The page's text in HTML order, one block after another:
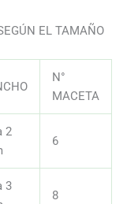
EL TAMAÑO
N°
MACETA
2
6
3
8